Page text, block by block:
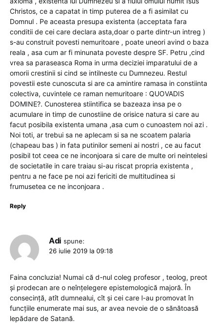
Christos, ce a capatat in timp puterea de a fi asimilat cu
Domnul . Pe aceasta presupa existenta (acceptata fara
conditii de cei care declara asta,doar o parte dintr-un intreg )
s-au construit povesti nemuritoare , poate uneori avind o baza
reala , asa cum ar fi minunata poveste despre SF. Petru ,cind
vrea sa paraseasca Roma in urma deciziei imparatului de a
omorii crestinii si cind se intilneste cu Dumnezeu. Restul
povestii este cunoscuta si are ca amintire ramasa in constiinta
colectiva, cuvintele ce raman nemuritoare : QUOVADIS
DOMINE?. Cunosterea stiintifica se bazeaza insa pe o
acumulare in timp de cunostiine de orisice natura si care au
facut posibila existenta umana ,asa cum o cunoastem noi azi .
Noi toti, ar trebui sa ne aplecam si sa ne scoatem palaria
(chapeau bas ) in fata putinilor semeni ai nostri , ce au facut
posibil tot ceea ce ne inconjoara si care de multe ori neintelesi
de societatile in care traiau si-au riscat propria existenta ,
pentru a ne face pe noi azi fericiti de multitudinea si
frumusetea ce ne inconjoara .
Reply
Adi spune:
26 iulie 2019 la 09:18
Faina concluzia! Numai că d-nul coleg profesor , teolog, preot
și prodecan are o neînțelegere epistemologică majoră. În
consecință, atît dumnealui, cît și cei care l-au promovat în
funcțiile enumerate mai sus, ar avea nevoie de o sănătoasă
lepădare de Satană.